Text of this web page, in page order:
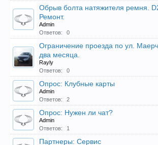
Обрыв болта натяжителя ремня.
Ремонт.
Admin
Ответов:
0
Ограничение проезда по ул.
два месяца.
Rayly
Ответов:
0
Опрос: Клубные карты
Admin
Ответов:
2
Опрос: Нужен ли чат?
Admin
Ответов:
1
Партнеры: Сервис